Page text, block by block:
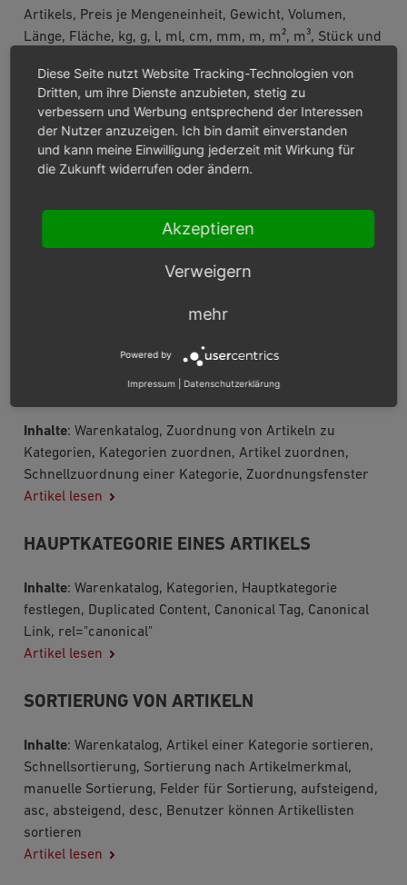
Artikels, Preis je Mengeneinheit, Gewicht, Volumen,
Länge, Fläche, kg, g, l, ml, cm, mm, m, m², m³, Stück und
Artikel lesen
STAFFELPREISE
Inhalte: Preis, Staffelpreis, absolut, prozentual,
Artikel lesen
SORTIERUNG UND FILTER
ZUORDNUNG VON ARTIKELN ZU
Inhalte: Warenkatalog, Zuordnung von Artikeln zu
Kategorien, Kategorien zuordnen, Artikel zuordnen,
Schnellzuordnung einer Kategorie, Zuordnungsfenster
Artikel lesen
HAUPTKATEGORIE EINES ARTIKELS
Inhalte: Warenkatalog, Kategorien, Hauptkategorie
festlegen, Duplicated Content, Canonical Tag, Canonical
Link, rel="canonical"
Artikel lesen
SORTIERUNG VON ARTIKELN
Inhalte: Warenkatalog, Artikel einer Kategorie sortieren,
Schnellsortierung, Sortierung nach Artikelmerkmal,
manuelle Sortierung, Felder für Sortierung, aufsteigend,
asc, absteigend, desc, Benutzer können Artikellisten
sortieren
Artikel lesen
Diese Seite nutzt Website Tracking-Technologien von
Dritten, um ihre Dienste anzubieten, stetig zu
verbessern und Werbung entsprechend der Interessen
der Nutzer anzuzeigen. Ich bin damit einverstanden
und kann meine Einwilligung jederzeit mit Wirkung für
die Zukunft widerrufen oder ändern.
Akzeptieren
Verweigern
mehr
Powered by
Impressum Datenschutzerklärung